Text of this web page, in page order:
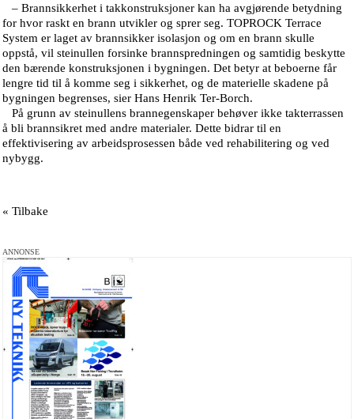
– Brannsikkerhet i takkonstruksjoner kan ha avgjørende betydning
for hvor raskt en brann utvikler og sprer seg. TOPROCK Terrace
System er laget av brannsikker isolasjon og om en brann skulle
oppstå, vil steinullen forsinke brannspredningen og samtidig beskytte
den bærende konstruksjonen i bygningen. Det betyr at beboerne får
lengre tid til å komme seg i sikkerhet, og de materielle skadene på
bygningen begrenses, sier Hans Henrik Ter-Borch.
På grunn av steinullens brannegenskaper behøver ikke takterrassen
å bli brannsikret med andre materialer. Dette bidrar til en
effektivisering av arbeidsprosessen både ved rehabilitering og ved
nybygg.
« Tilbake
ANNONSE